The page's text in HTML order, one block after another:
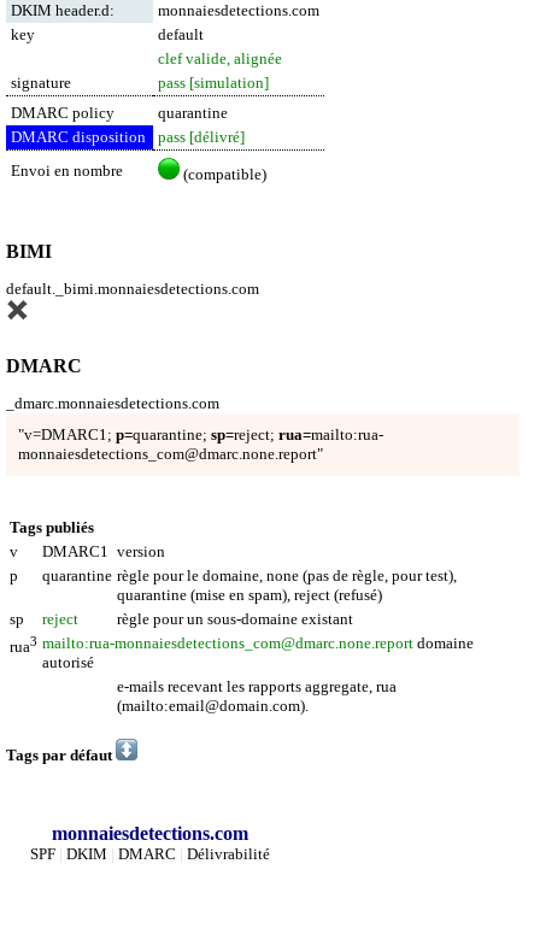
DKIM header.d:
monnaiesdetections.com
key
default
clef valide, alignée
signature
pass [simulation]
DMARC policy
quarantine
DMARC disposition
pass [délivré]
Envoi en nombre
(compatible)
BIMI
default._bimi.monnaiesdetections.com
DMARC
_dmarc.monnaiesdetections.com
"v=DMARC1; p=quarantine; sp=reject; rua=mailto:rua-
monnaiesdetections_com@dmarc.none.report"
Tags publiés
v
DMARC1
version
p
quarantine règle pour le domaine, none (pas de règle, pour test),
quarantine (mise en spam), reject (refusé)
sp
reject
règle pour un sous-domaine existant
rua3 mailto:rua-monnaiesdetections_com@dmarc.none.report domaine
autorisé
e-mails recevant les rapports aggregate, rua
(mailto:email@domain.com).
Tags par défaut
monnaiesdetections.com
SPF | DKIM | DMARC | Délivrabilité